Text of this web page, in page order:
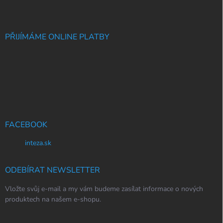
PŘIJÍMÁME ONLINE PLATBY
FACEBOOK
inteza.sk
ODEBÍRAT NEWSLETTER
Vložte svůj e-mail a my vám budeme zasílat informace o nových
produktech na našem e-shopu.